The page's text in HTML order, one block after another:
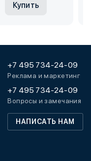
Купить
+7 495 734-24-09
Реклама и маркетинг
+7 495 734-24-09
Вопросы и замечания
НАПИСАТЬ НАМ